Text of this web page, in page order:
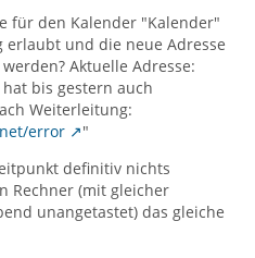
für den Kalender "Kalender"
und die neue Adresse
Aktuelle Adresse:
bis gestern auch
Weiterleitung:
error
"
definitiv nichts
Rechner (mit gleicher
unangetastet) das gleiche